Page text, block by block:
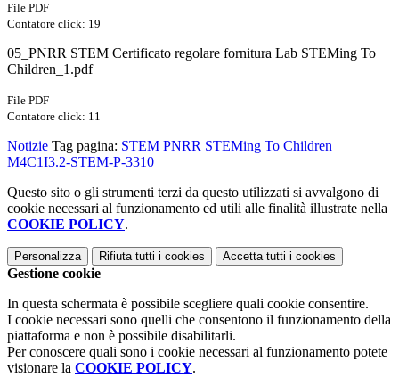
File PDF
Contatore click: 19
05_PNRR STEM Certificato regolare fornitura Lab STEMing To
Children_1.pdf
File PDF
Contatore click: 11
Notizie Tag pagina: STEM PNRR STEMing To Children
M4C1I3.2-STEM-P-3310
Questo sito o gli strumenti terzi da questo utilizzati si avvalgono di
cookie necessari al funzionamento ed utili alle finalità illustrate nella
COOKIE POLICY.
Personalizza Rifiuta tutti i cookies Accetta tutti i cookies
Gestione cookie
In questa schermata è possibile scegliere quali cookie consentire.
I cookie necessari sono quelli che consentono il funzionamento della
piattaforma e non è possibile disabilitarli.
Per conoscere quali sono i cookie necessari al funzionamento potete
visionare la COOKIE POLICY.